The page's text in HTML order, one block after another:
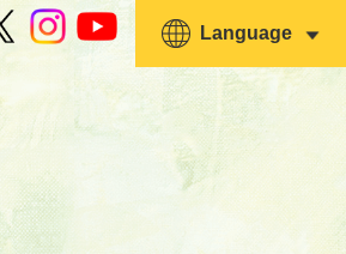
Language